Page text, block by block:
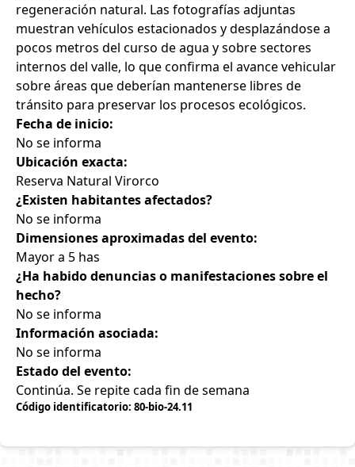
regeneración natural. Las fotografías adjuntas
muestran vehículos estacionados y desplazándose a
pocos metros del curso de agua y sobre sectores
internos del valle, lo que confirma el avance vehicular
sobre áreas que deberían mantenerse libres de
tránsito para preservar los procesos ecológicos.
Fecha de inicio:
No se informa
Ubicación exacta:
Reserva Natural Virorco
¿Existen habitantes afectados?
No se informa
Dimensiones aproximadas del evento:
Mayor a 5 has
¿Ha habido denuncias o manifestaciones sobre el
hecho?
No se informa
Información asociada:
No se informa
Estado del evento:
Continúa. Se repite cada fin de semana
Código identificatorio: 80-bio-24.11